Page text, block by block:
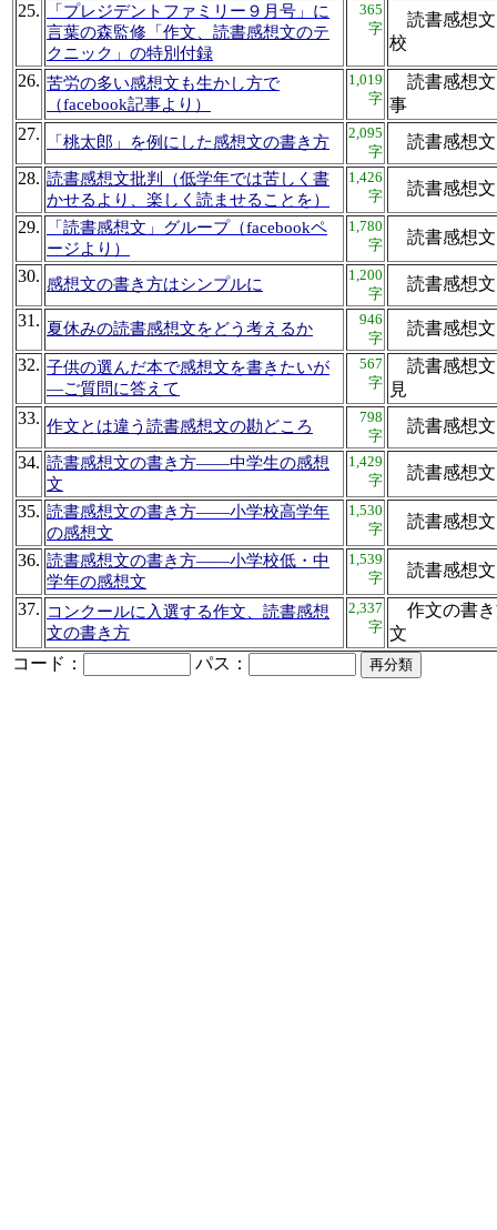
25.
「プレジデントファミリー９月号」に
言葉の森監修「作文、読書感想文のテ
クニック」の特別付録
365
字
読書感想
校
26. 苦労の多い感想文も生かし方で
（facebook記事より）
1,019
字
読書感想
事
27.
「桃太郎」を例にした感想文の書き方
2,095
字
読書感
28. 読書感想文批判（低学年では苦しく書
かせるより、楽しく読ませることを）
1,426
字
読書感
29.
「読書感想文」グループ（facebookペ
ージより）
1,780
字
読書感想
30. 感想文の書き方はシンプルに
1,200
字
読書感
31. 夏休みの読書感想文をどう考えるか
946
字
読書感
32. 子供の選んだ本で感想文を書きたいが
―ご質問に答えて
567
字
読書感想
見
33. 作文とは違う読書感想文の勘どころ
798
字
読書感
34. 読書感想文の書き方——中学生の感想
文
1,429
字
読書感
35. 読書感想文の書き方——小学校高学年
の感想文
1,530
字
読書感
36. 読書感想文の書き方——小学校低・中
学年の感想文
1,539
字
読書感
37. コンクールに入選する作文、読書感想
文の書き方
2,337
字
作文の書
文
コード：
パス：